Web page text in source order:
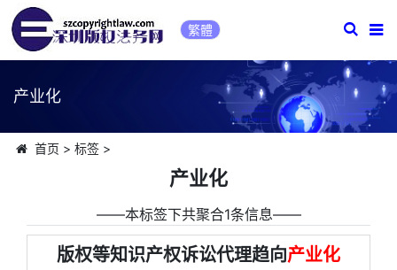
繁體
产业化
首页 > 标签>
产业化
――本标签下共聚合1条信息――
版权等知识产权诉讼代理趋向产业化